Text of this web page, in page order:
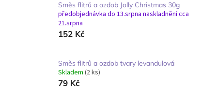
Směs flitrů a ozdob Jolly Christmas 30g
předobjednávka do 13.srpna naskladnění cca
21.srpna
152 Kč
Směs flitrů a ozdob tvary levandulová
Skladem (2 ks)
79 Kč